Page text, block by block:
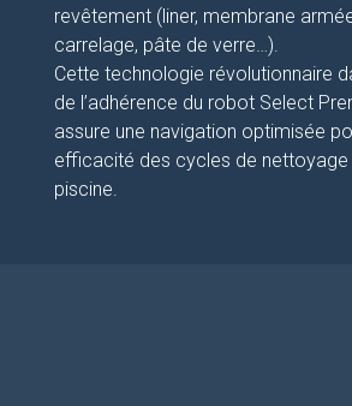
revêtement (liner, membrane
carrelage, pâte de verre…).
Cette technologie révolutionnaire
de l’adhérence du robot Select
assure une navigation optimisée
efficacité des cycles de
piscine.